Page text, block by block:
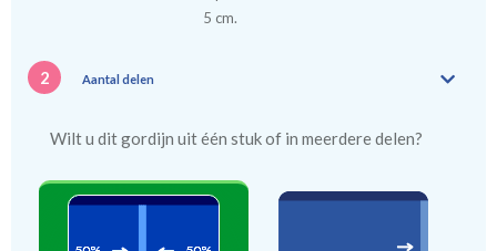
5 cm.
2 Aantal delen
Wilt u dit gordijn uit één stuk of in meerdere delen?